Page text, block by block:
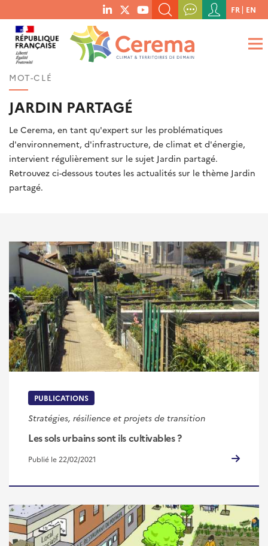
menu
social
links
RECHERCHER UN MOT-CLÉ, UNE PUBLICATION, ETC.
QUE RECHERCHEZ-VOUS ?
Menu
du
compte
de
FR EN
MOT-CLÉ
JARDIN PARTAGÉ
Le Cerema, en tant qu'expert sur les problématiques
d'environnement, d'infrastructure, de climat et d'énergie,
intervient régulièrement sur le sujet Jardin partagé.
Retrouvez ci-dessous toutes les actualités sur le thème Jardin
partagé.
PUBLICATIONS
Stratégies, résilience et projets de transition
Les sols urbains sont ils cultivables ?
Publié le 22/02/2021